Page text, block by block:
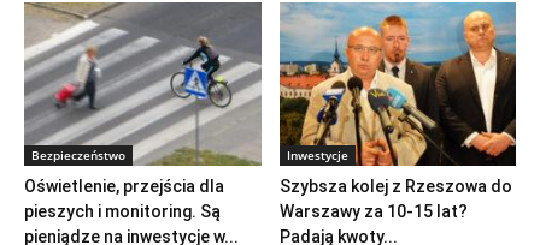
Bezpieczeństwo
Oświetlenie, przejścia dla
pieszych i monitoring. Są
pieniądze na inwestycje w...
Inwestycje
Szybsza kolej z Rzeszowa do
Warszawy za 10-15 lat?
Padają kwoty...